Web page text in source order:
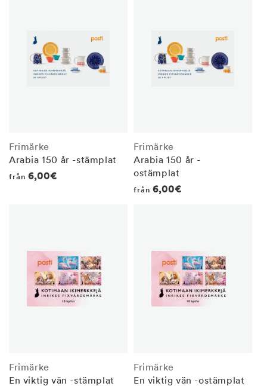
Frimärke
Arabia 150 år -stämplat
Regular
från 6,00€
Frimärke
Arabia 150 år -
ostämplat
Regular
från 6,00€
Frimärke
En viktig vän -stämplat
Frimärke
En viktig vän -ostämplat